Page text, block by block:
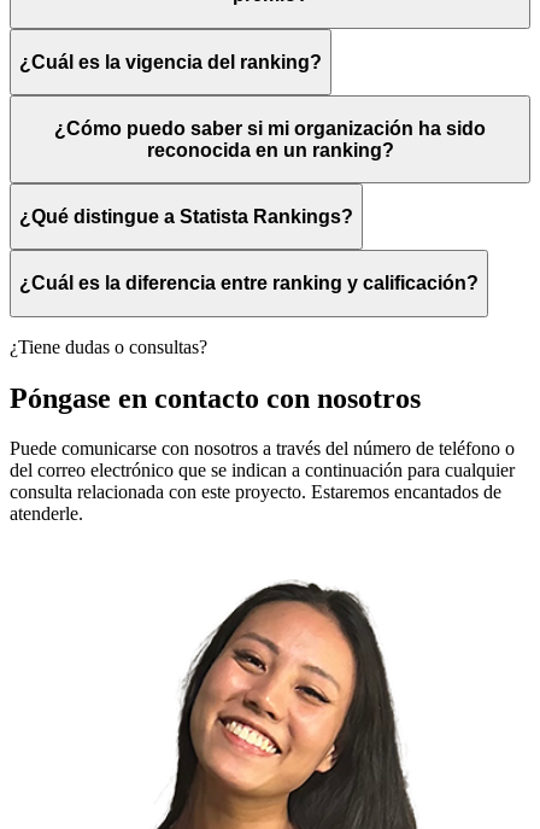
¿Cuál es la vigencia del ranking?
¿Cómo puedo saber si mi organización ha sido
reconocida en un ranking?
¿Qué distingue a Statista Rankings?
¿Cuál es la diferencia entre ranking y calificación?
¿Tiene dudas o consultas?
Póngase en contacto con nosotros
Puede comunicarse con nosotros a través del número de teléfono o
del correo electrónico que se indican a continuación para cualquier
consulta relacionada con este proyecto. Estaremos encantados de
atenderle.